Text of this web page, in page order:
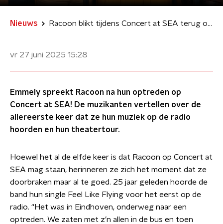
Nieuws Racoon blikt tijdens Concert at SEA terug op eerste doorbraak: ‘We stonden te gillen’
vr 27 juni 2025 15:28
Emmely spreekt Racoon na hun optreden op
Concert at SEA! De muzikanten vertellen over de
allereerste keer dat ze hun muziek op de radio
hoorden en hun theatertour.
Hoewel het al de elfde keer is dat Racoon op Concert at
SEA mag staan, herinneren ze zich het moment dat ze
doorbraken maar al te goed. 25 jaar geleden hoorde de
band hun single Feel Like Flying voor het eerst op de
radio. “Het was in Eindhoven, onderweg naar een
optreden. We zaten met z’n allen in de bus en toen